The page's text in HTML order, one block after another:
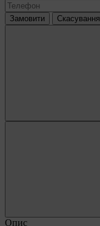
Замовити Скасування
Опис